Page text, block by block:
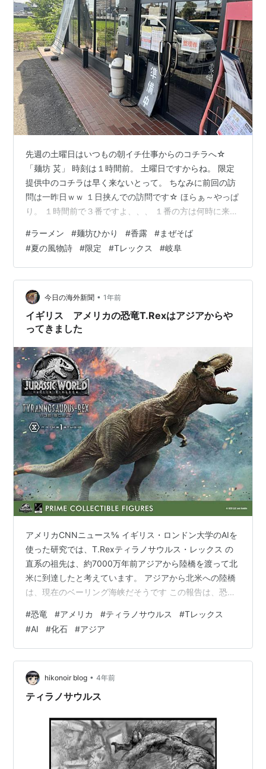
先週の土曜日はいつもの朝イチ仕事からのコチラへ☆
「麺坊 炗」 時刻は１時間前。 土曜日ですからね。 限定
提供中のコチラは早く来ないとって。 ちなみに前回の訪
問は一昨日ｗｗ １日挟んでの訪問です☆ ほらぁ～やっぱ
り。 １時間前で３番ですよ、、、 １番の方は何時に来た
ｗ あまりにも一昨日いただいた「香露」が美味し過ぎて
ｗｗｗ また来てしまった☆ 今回はお昼の訪問でしたので
大盛り３００ｇチョイス。 今シーズン２回もいただける
幸せ。 大盛りって事で盛りが違うよねｗｗ トッピングは
チャーシュー、メンマ、刻み海苔、揚げ玉、水菜。 前回
アップしたばっか…
#ラーメン #麺坊ひかり #香露 #まぜそば
#夏の風物詩 #限定 #Tレックス #岐阜
今日の海外新聞 • 1年前
イギリス アメリカの恐竜T.Rexはアジアからや
ってきました
アメリカCNNニュース⅚ イギリス・ロンドン大学のAIを
使った研究では、T.Rexティラノサウルス・レックス の
直系の祖先は、約7000万年前アジアから陸橋を渡って北
米に到達したと考えています。 アジアから北米への陸橋
は、現在のベーリング海峡だそうです この報告は、恐竜
な一石を投じるものです T・レックスの祖先である ティ
ラノサウルス科の恐竜は個体数が少ないため、化石記録
に保存される可能性も少ないので、研究者は代わりに既
存の化石記録とT・レックスの系図、気候や環境条件のデ
ータを取り入れたAI数学モデルを使用したそうです 研究
ではまた、地球の気温…
#恐竜 #アメリカ #ティラノサウルス #Tレックス
#AI #化石 #アジア
hikonoir blog • 4年前
ティラノサウルス